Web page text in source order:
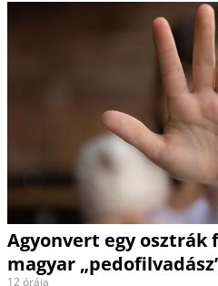
Agyonvert egy osztrák
magyar
12 órája